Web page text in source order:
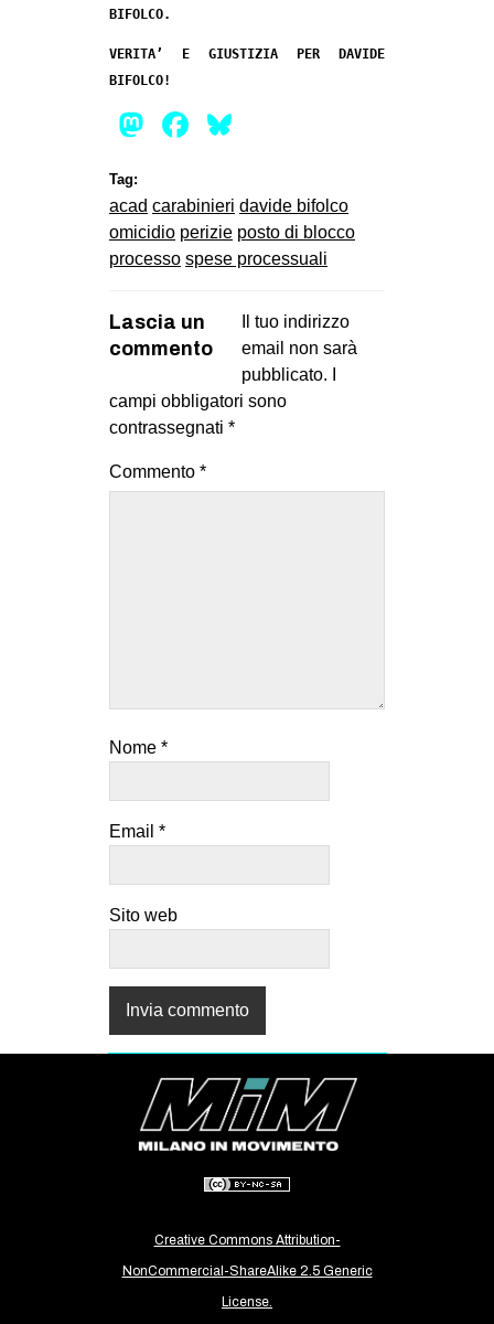
BIFOLCO.
VERITA’ E GIUSTIZIA PER DAVIDE
BIFOLCO!
Mastodon
Facebook
Tag:
acad carabinieri davide bifolco
omicidio perizie posto di blocco
processo spese processuali
Lascia un
commento
Il tuo indirizzo
email non sarà
pubblicato.
campi obbligatori sono
contrassegnati *
Commento *
Nome *
Email *
Sito web
Creative Commons Attribution-
NonCommercial-ShareAlike 2.5 Generic
License.